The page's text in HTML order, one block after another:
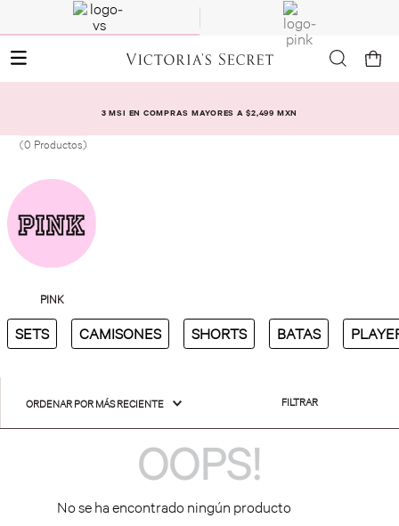
3 MSI EN COMPRAS MAYORES A $2,499 MXN
0 Productos
SETS CAMISONES SHORTS BATAS
ORDENAR POR MÁS RECIENTE FILTRAR
OOPS!
No se ha encontrado ningún producto